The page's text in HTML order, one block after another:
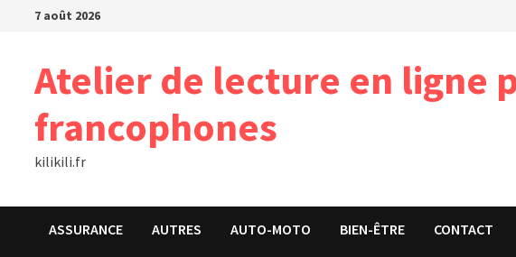
Passer7 août 2026
Atelier de lecture en ligne
francophones
kilikili.fr
ASSURANCE AUTRES AUTO-MOTO BIEN-ÊTRE CONTACT